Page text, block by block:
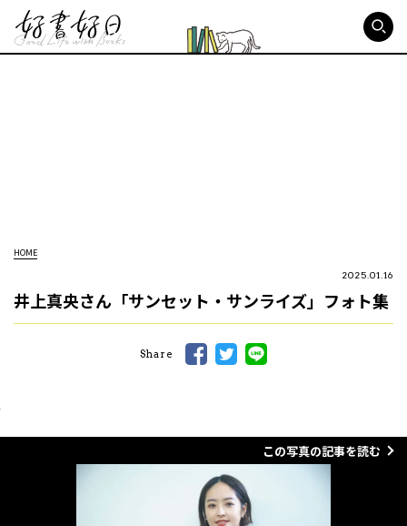
HOME
2025.01.16
井上真央さん「サンセット・サンライズ」フォト集
Share
この写真の記事を読む